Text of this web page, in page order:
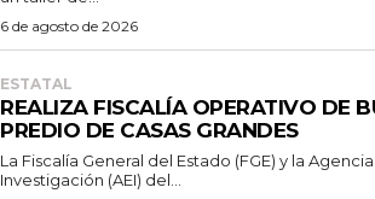
6 de agosto de 2026
ESTATAL
REALIZA FISCALÍA OPERATIVO DE
PREDIO DE CASAS GRANDES
La Fiscalía General del Estado (FGE) y la
Investigación (AEI) del...